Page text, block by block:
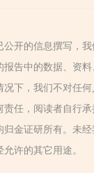
开的信息撰写，
告中的数据、资
下，我们不对任
任，阅读者自行
金证研所有。未
许的其它用途。